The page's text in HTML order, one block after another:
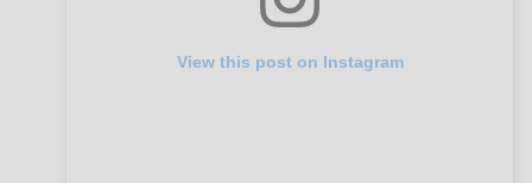
View this post on Instagram